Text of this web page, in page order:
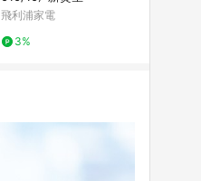
飛利浦家電
3%